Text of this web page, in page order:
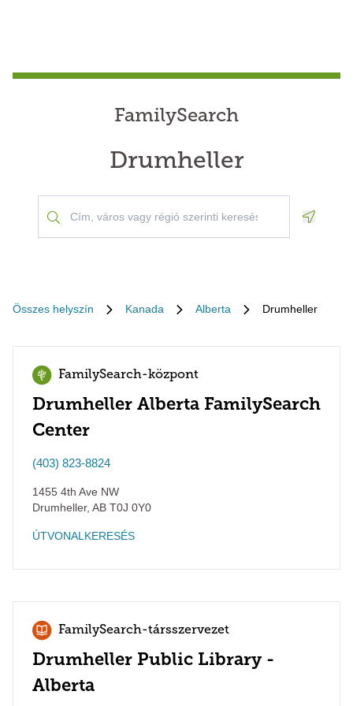
FamilySearch
Drumheller
Összes helyszín Kanada Alberta Drumheller
FamilySearch-központ
Drumheller Alberta FamilySearch
Center
(403) 823-8824
1455 4th Ave NW
Drumheller, AB T0J 0Y0
ÚTVONALKERESÉS
FamilySearch-társszervezet
Drumheller Public Library -
Alberta